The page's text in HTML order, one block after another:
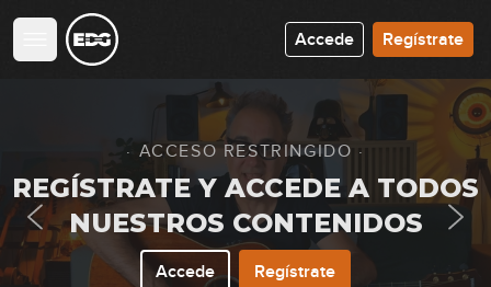
Accede Regístrate
· ACCESO RESTRINGIDO ·
REGÍSTRATE Y ACCEDE A TODOS
NUESTROS CONTENIDOS
Accede Regístrate
Fito & Fitipaldis - Soldadito marinero
30:40
Hombres G - Devuélveme a mi chica
GRATIS
Hombres G - Devuélveme a mi chica
(simplificada)